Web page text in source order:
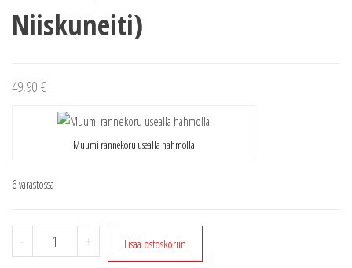
Niiskuneiti)
49,90 €
Muumi rannekoru usealla hahmolla
6 varastossa
-
Muumi
rannekoru
+ Lisää ostoskoriin